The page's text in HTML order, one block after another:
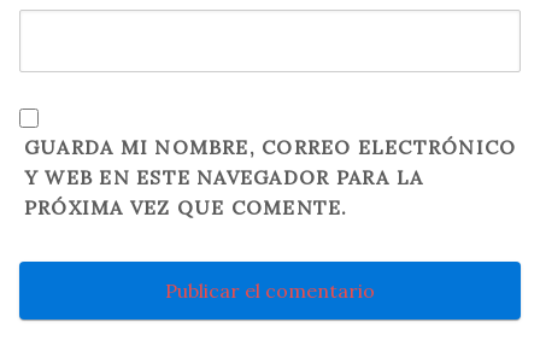
GUARDA MI NOMBRE, CORREO ELECTRÓNICO
Y WEB EN ESTE NAVEGADOR PARA LA
PRÓXIMA VEZ QUE COMENTE.